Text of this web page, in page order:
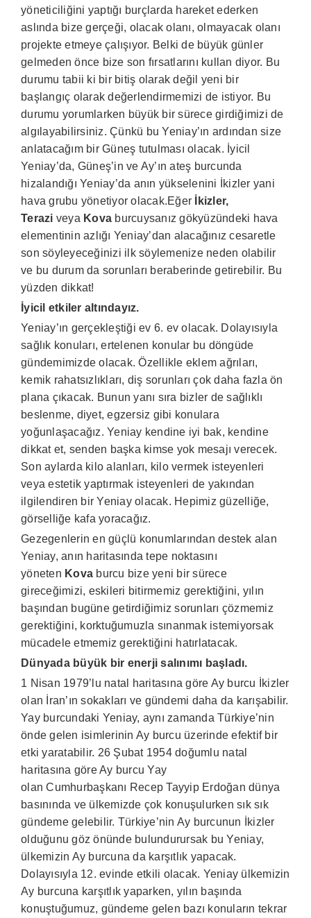
yöneticiliğini yaptığı burçlarda hareket ederken
aslında bize gerçeği, olacak olanı, olmayacak olanı
projekte etmeye çalışıyor. Belki de büyük günler
gelmeden önce bize son fırsatlarını kullan diyor. Bu
durumu tabii ki bir bitiş olarak değil yeni bir
başlangıç olarak değerlendirmemizi de istiyor. Bu
durumu yorumlarken büyük bir sürece girdiğimizi de
algılayabilirsiniz. Çünkü bu Yeniay’ın ardından size
anlatacağım bir Güneş tutulması olacak. İyicil
Yeniay’da, Güneş’in ve Ay’ın ateş burcunda
hizalandığı Yeniay’da anın yükselenini İkizler yani
hava grubu yönetiyor olacak.Eğer
İkizler,
Terazi veya Kova burcuysanız gökyüzündeki hava
elementinin azlığı Yeniay’dan alacağınız cesaretle
son söyleyeceğinizi ilk söylemenize neden olabilir
ve bu durum da sorunları beraberinde getirebilir. Bu
yüzden dikkat!
İyicil etkiler altındayız.
Yeniay’ın gerçekleştiği ev 6. ev olacak. Dolayısıyla
sağlık konuları, ertelenen konular bu döngüde
gündemimizde olacak. Özellikle eklem ağrıları,
kemik rahatsızlıkları, diş sorunları çok daha fazla ön
plana çıkacak. Bunun yanı sıra bizler de sağlıklı
beslenme, diyet, egzersiz gibi konulara
yoğunlaşacağız. Yeniay kendine iyi bak, kendine
dikkat et, senden başka kimse yok mesajı verecek.
Son aylarda kilo alanları, kilo vermek isteyenleri
veya estetik yaptırmak isteyenleri de yakından
ilgilendiren bir Yeniay olacak. Hepimiz güzelliğe,
görselliğe kafa yoracağız.
Gezegenlerin en güçlü konumlarından destek alan
Yeniay, anın haritasında tepe noktasını
yöneten Kova burcu bize yeni bir sürece
gireceğimizi, eskileri bitirmemiz gerektiğini, yılın
başından bugüne getirdiğimiz sorunları çözmemiz
gerektiğini, korktuğumuzla sınanmak istemiyorsak
mücadele etmemiz gerektiğini hatırlatacak.
Dünyada büyük bir enerji salınımı başladı.
1 Nisan 1979’lu natal haritasına göre Ay burcu İkizler
olan İran’ın sokakları ve gündemi daha da karışabilir.
Yay burcundaki Yeniay, aynı zamanda Türkiye’nin
önde gelen isimlerinin Ay burcu üzerinde efektif bir
etki yaratabilir. 26 Şubat 1954 doğumlu natal
haritasına göre Ay burcu Yay
olan Cumhurbaşkanı Recep Tayyip Erdoğan dünya
basınında ve ülkemizde çok konuşulurken sık sık
gündeme gelebilir. Türkiye’nin Ay burcunun İkizler
olduğunu göz önünde bulundurursak bu Yeniay,
ülkemizin Ay burcuna da karşıtlık yapacak.
Dolayısıyla 12. evinde etkili olacak. Yeniay ülkemizin
Ay burcuna karşıtlık yaparken, yılın başında
konuştuğumuz, gündeme gelen bazı konuların tekrar